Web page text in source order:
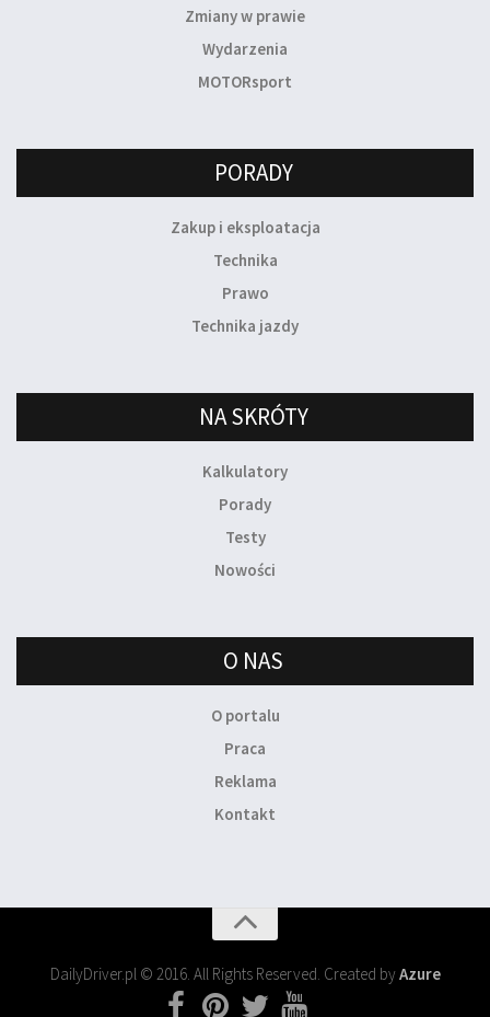
Zmiany w prawie
Wydarzenia
MOTORsport
PORADY
Zakup i eksploatacja
Technika
Prawo
Technika jazdy
NA SKRÓTY
Kalkulatory
Porady
Testy
Nowości
O NAS
O portalu
Praca
Reklama
Kontakt
DailyDriver.pl © 2016. All Rights Reserved. Created byAzure